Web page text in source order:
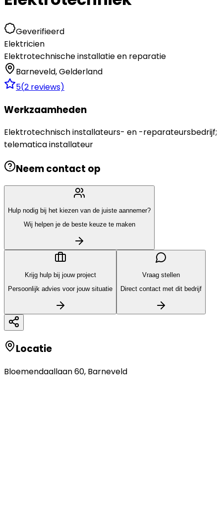
Geverifieerd
Elektricien
Elektrotechnische installatie en reparatie
Barneveld,Gelderland
5(2 reviews)
Werkzaamheden
Elektrotechnisch installateurs- en -reparateursbedrijf;
telematica installateur
Neem contact op
Hulp nodig bij het kiezen van de juiste aannemer?
Wij helpen je de beste keuze te maken
Krijg hulp bij jouw project
Persoonlijk advies voor jouw situatie
Vraag stellen
Direct contact met dit bedrijf
Locatie
Bloemendaallaan 60, Barneveld